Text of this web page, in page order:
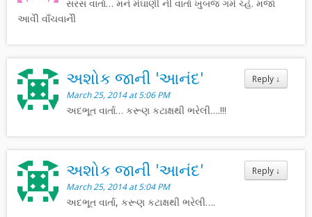
સરસ વાર્તા… મને મેઘાણેી નેી વાર્તા ખુબજ ગમે ચ્હે. મજા
આવેી વાઁચવાનેી
Reply ↓
અશોક જાની 'આનંદ'
March 25, 2014 at 5:06 PM
અદભૂત વાર્તા… કરૂણ કટાક્ષથી ભરેલી….!!!
Reply ↓
અશોક જાની 'આનંદ'
March 25, 2014 at 5:04 PM
અદભૂત વાર્તા, કરૂણ કટાક્ષથી ભરેલી….